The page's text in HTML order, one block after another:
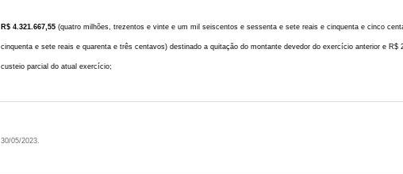
R$ 4.321.667,55 (quatro milhões, trezentos e vinte e um mil seiscentos e sessenta e sete reais e cinquenta e cinco
cinquenta e sete reais e quarenta e três centavos) destinado a quitação do montante devedor do exercício anterior e
custeio parcial do atual exercício;
30/05/2023.